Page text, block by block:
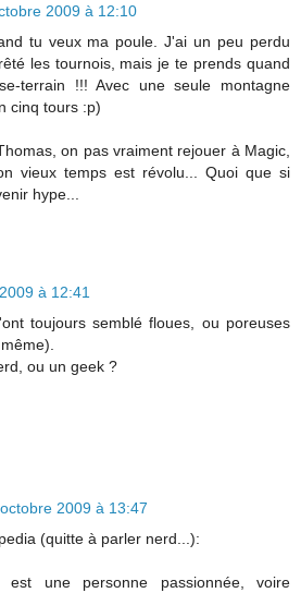
2009 à 12:10
tu veux ma poule. J'ai un peu perdu
les tournois, mais je te prends quand
terrain !!! Avec une seule montagne
cinq tours :p)
on pas vraiment rejouer à Magic,
vieux temps est révolu... Quoi que si
hype...
à 12:41
toujours semblé floues, ou poreuses
ou un geek ?
2009 à 13:47
(quitte à parler nerd...):
est une personne passionnée, voire